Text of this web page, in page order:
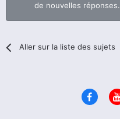
de nouvelles réponses.
Aller sur la liste des sujets